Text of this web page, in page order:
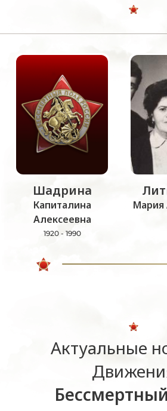
Шадрина
Капиталина
Алексеевна
1920 - 1990
Мария
Актуальные